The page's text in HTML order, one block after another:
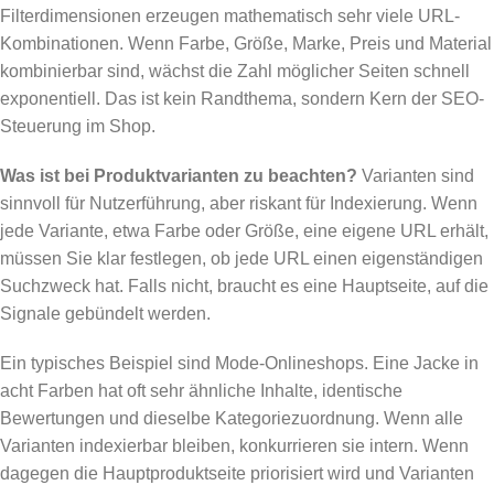
Filterdimensionen erzeugen mathematisch sehr viele URL-
Kombinationen. Wenn Farbe, Größe, Marke, Preis und Material
kombinierbar sind, wächst die Zahl möglicher Seiten schnell
exponentiell. Das ist kein Randthema, sondern Kern der SEO-
Steuerung im Shop.
Was ist bei Produktvarianten zu beachten? Varianten sind
sinnvoll für Nutzerführung, aber riskant für Indexierung. Wenn
jede Variante, etwa Farbe oder Größe, eine eigene URL erhält,
müssen Sie klar festlegen, ob jede URL einen eigenständigen
Suchzweck hat. Falls nicht, braucht es eine Hauptseite, auf die
Signale gebündelt werden.
Ein typisches Beispiel sind Mode-Onlineshops. Eine Jacke in
acht Farben hat oft sehr ähnliche Inhalte, identische
Bewertungen und dieselbe Kategoriezuordnung. Wenn alle
Varianten indexierbar bleiben, konkurrieren sie intern. Wenn
dagegen die Hauptproduktseite priorisiert wird und Varianten